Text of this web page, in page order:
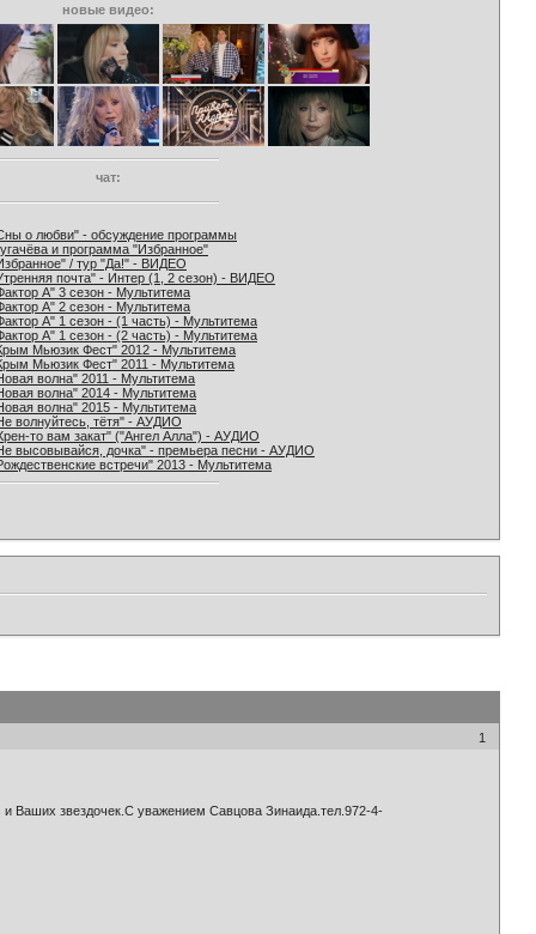
новые видео:
чат:
о любви" - обсуждение программы
и программа "Избранное"
/ тур "Да!" - ВИДЕО
почта" - Интер (1, 2 сезон) - ВИДЕО
А" 3 сезон - Мультитема
А" 2 сезон - Мультитема
А" 1 сезон - (1 часть) - Мультитема
А" 1 сезон - (2 часть) - Мультитема
Мьюзик Фест" 2012 - Мультитема
Мьюзик Фест" 2011 - Мультитема
волна" 2011 - Мультитема
волна" 2014 - Мультитема
волна" 2015 - Мультитема
волнуйтесь, тётя" - АУДИО
то вам закат" ("Ангел Алла") - АУДИО
высовывайся, дочка" - премьера песни - АУДИО
встречи" 2013 - Мультитема
1
Ваших звездочек.С уважением Савцова Зинаида.тел.972-4-